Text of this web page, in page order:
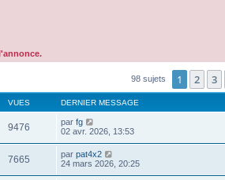
98 sujets 1 2 3
VUES DERNIER MESSAGE
9476 par fg
02 avr. 2026, 13:53
7665 par pat4x2
24 mars 2026, 20:25